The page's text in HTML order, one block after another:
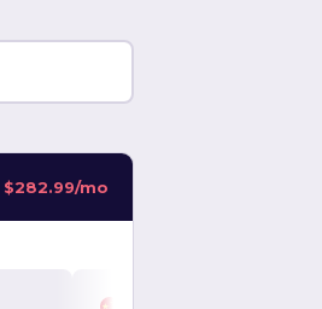
$282.99/mo